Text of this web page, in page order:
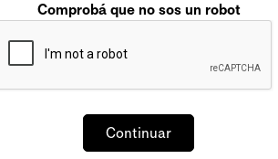
Comprobá que no sos un robot